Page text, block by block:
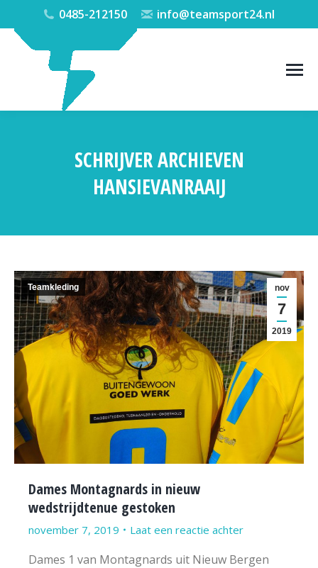
0485-212150 info@teamsport24.nl
SCHRIJVER ARCHIEVEN
HANSIEVANRAAIJ
nov
7
2019
Teamkleding
Dames Montagnards in nieuw
wedstrijdtenue gestoken
november 7, 2019 Laat een reactie achter
Dames 1 van Montagnards uit Nieuw Bergen